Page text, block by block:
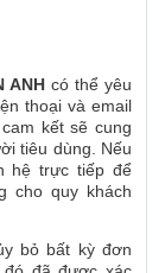
ANH có thể yêu
thoại và email
kết sẽ cung
tiêu dùng. Nếu
hệ trực tiếp để
cho quy khách
bỏ bất kỳ đơn